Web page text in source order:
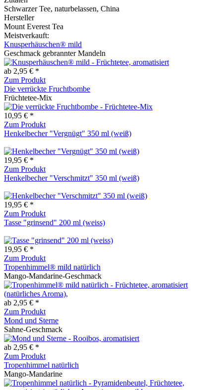
Schwarzer Tee, naturbelassen, China
Hersteller
Mount Everest Tea
Meistverkauft:
Knusperhäuschen® mild
Geschmack gebrannter Mandeln
ab 2,95 € *
Zum Produkt
Die verrückte Fruchtbombe
Früchtetee-Mix
10,95 € *
Zum Produkt
Henkelbecher "Vergnügt" 350 ml (weiß)
19,95 € *
Zum Produkt
Henkelbecher "Verschmitzt" 350 ml (weiß)
19,95 € *
Zum Produkt
Tasse "grinsend" 200 ml (weiss)
19,95 € *
Zum Produkt
Tropenhimmel® mild natürlich
Mango-Mandarine-Geschmack
ab 2,95 € *
Zum Produkt
Mond und Sterne
Sahne-Geschmack
ab 2,95 € *
Zum Produkt
Tropenhimmel natürlich
Mango-Mandarine